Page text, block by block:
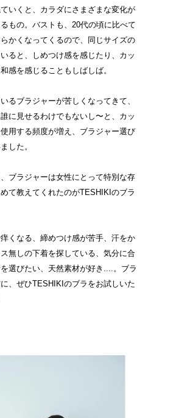
いくと、カラダにさまざまな変化が
もの。バストも、20代の頃に比べて
かくなってくるので、同じサイズの
ると、しめつけ感を感じたり、カッ
感を感じることもしばしば。
るブラジャーが苦しくなってきて、
に見せるわけでもないし〜と、カッ
用する頻度が増え、ブラジャー選び
した。
ブラジャーは女性にとって特別な存
て教えてくれたのがTESHIKIのブラ
くなる、締めつけ感が苦手、汗をか
無しの下着を探している、気分に合
選びたい、天然素材が好き....。ブラ
、ぜひTESHIKIのブラをお試しいた